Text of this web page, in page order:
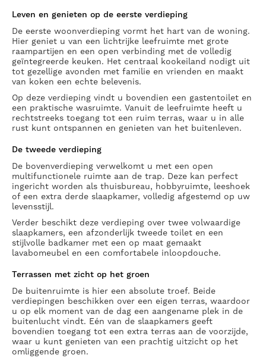
Leven en genieten op de eerste verdieping
De eerste woonverdieping vormt het hart van de woning.
Hier geniet u van een lichtrijke leefruimte met grote
raampartijen en een open verbinding met de volledig
geïntegreerde keuken. Het centraal kookeiland nodigt uit
tot gezellige avonden met familie en vrienden en maakt
van koken een echte belevenis.
Op deze verdieping vindt u bovendien een gastentoilet en
een praktische wasruimte. Vanuit de leefruimte heeft u
rechtstreeks toegang tot een ruim terras, waar u in alle
rust kunt ontspannen en genieten van het buitenleven.
De tweede verdieping
De bovenverdieping verwelkomt u met een open
multifunctionele ruimte aan de trap. Deze kan perfect
ingericht worden als thuisbureau, hobbyruimte, leeshoek
of een extra derde slaapkamer, volledig afgestemd op uw
levensstijl.
Verder beschikt deze verdieping over twee volwaardige
slaapkamers, een afzonderlijk tweede toilet en een
stijlvolle badkamer met een op maat gemaakt
lavabomeubel en een comfortabele inloopdouche.
Terrassen met zicht op het groen
De buitenruimte is hier een absolute troef. Beide
verdiepingen beschikken over een eigen terras, waardoor
u op elk moment van de dag een aangename plek in de
buitenlucht vindt. Eén van de slaapkamers geeft
bovendien toegang tot een extra terras aan de voorzijde,
waar u kunt genieten van een prachtig uitzicht op het
omliggende groen.